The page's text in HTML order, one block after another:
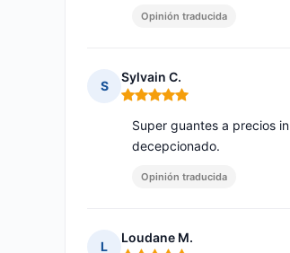
Opinión traducida
S
Sylvain C.
Nota: 5 de 5
Super guantes a precios
decepcionado.
Opinión traducida
L
Loudane M.